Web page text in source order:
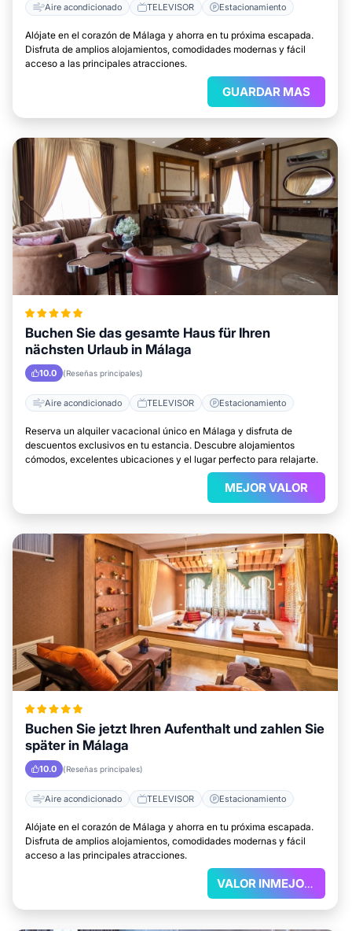
Aire acondicionado TELEVISOR Estacionamiento
Alójate en el corazón de Málaga y ahorra en tu próxima escapada.
Disfruta de amplios alojamientos, comodidades modernas y fácil
acceso a las principales atracciones.
GUARDAR MAS
Buchen Sie das gesamte Haus für Ihren
nächsten Urlaub in Málaga
10.0 (Reseñas principales)
Aire acondicionado TELEVISOR Estacionamiento
Reserva un alquiler vacacional único en Málaga y disfruta de
descuentos exclusivos en tu estancia. Descubre alojamientos
cómodos, excelentes ubicaciones y el lugar perfecto para relajarte.
MEJOR VALOR
Buchen Sie jetzt Ihren Aufenthalt und zahlen Sie
später in Málaga
10.0 (Reseñas principales)
Aire acondicionado TELEVISOR Estacionamiento
Alójate en el corazón de Málaga y ahorra en tu próxima escapada.
Disfruta de amplios alojamientos, comodidades modernas y fácil
acceso a las principales atracciones.
VALOR INMEJORABLE